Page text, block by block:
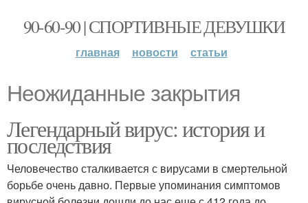
90-60-90 | СПОРТИВНЫЕ ДЕВУШКИ
главная новости статьи
Неожиданные закрытия
Легендарный вирус: история и
последствия
Человечество сталкивается с вирусами в смертельной
борьбе очень давно. Первые упоминания симптомов